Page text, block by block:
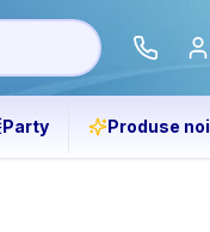
Party Produse noi